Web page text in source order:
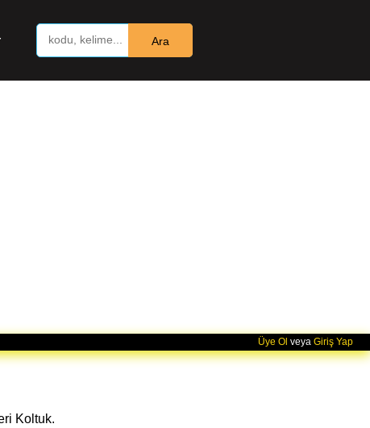
Ara
Üye Ol veya Giriş Yap
Koltuk.